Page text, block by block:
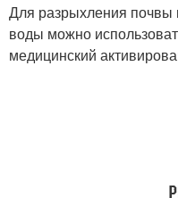
Для разрыхления почвы
воды можно
медицинский